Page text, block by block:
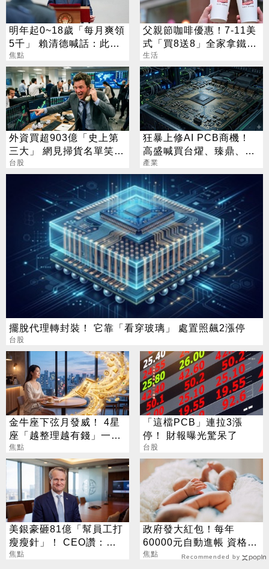
明年起0~18歲「每月爽領
5千」 賴清德喊話：此時
不生待何時
焦點
父親節咖啡優惠！7-11美
式「買8送8」全家拿鐵2
杯85元
生活
外資買超903億「史上第
三大」 網見掃貨名單笑：
不懂在幹嘛
台股
狂暴上修AI PCB商機！
高盛喊買台燿、臻鼎、台
產業
擺脫代理轉封裝！ 它靠「看穿玻璃」 處置照飆2漲停
台股
金牛座下弦月發威！ 4星
座「越整理越有錢」一路
旺運到10月
焦點
「這檔PCB」連拉3漲
停！ 財報曝光驚呆了
台股
美銀豪砸81億「幫員工打
瘦瘦針」！ CEO讚：一
項值得的投資
焦點
政府發大紅包！每年
60000元自動進帳 資格一
次看
焦點 Recommended by